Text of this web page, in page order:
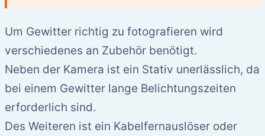
Um Gewitter richtig zu fotografieren wird
verschiedenes an Zubehör benötigt.
Neben der Kamera ist ein Stativ unerlässlich, da
bei einem Gewitter lange Belichtungszeiten
erforderlich sind.
Des Weiteren ist ein Kabelfernauslöser oder